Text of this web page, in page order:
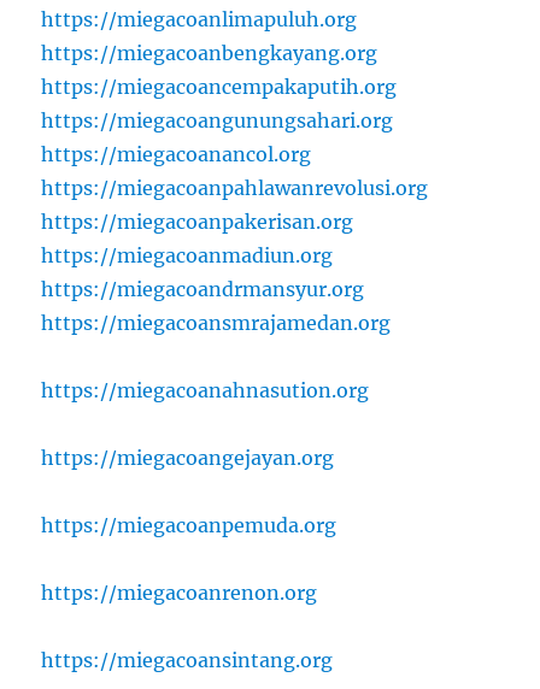
https://miegacoanlimapuluh.org
https://miegacoanbengkayang.org
https://miegacoancempakaputih.org
https://miegacoangunungsahari.org
https://miegacoanancol.org
https://miegacoanpahlawanrevolusi.org
https://miegacoanpakerisan.org
https://miegacoanmadiun.org
https://miegacoandrmansyur.org
https://miegacoansmrajamedan.org
https://miegacoanahnasution.org
https://miegacoangejayan.org
https://miegacoanpemuda.org
https://miegacoanrenon.org
https://miegacoansintang.org